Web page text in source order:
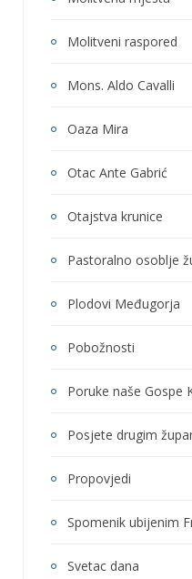
Molitveni raspored
Mons. Aldo Cavalli
Oaza Mira
Otac Ante Gabrić
Otajstva krunice
Pastoralno osoblje
Plodovi Međugorja
Pobožnosti
Poruke naše Gospe
Posjete drugim
Propovjedi
Spomenik ubijenim
Svetac dana